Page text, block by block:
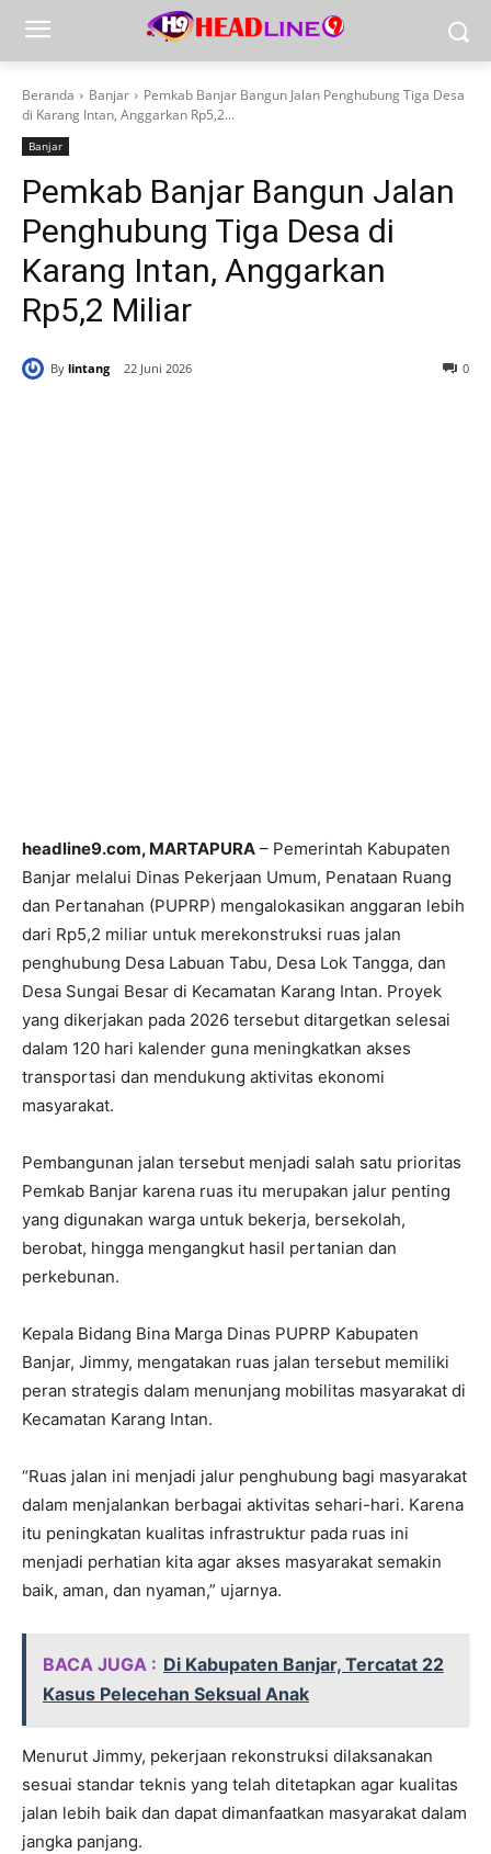
Beranda Banjar
Pemkab Banjar Bangun Jalan Penghubung Tiga Desa
di Karang Intan, Anggarkan Rp5,2...
Banjar
Pemkab Banjar Bangun Jalan
Penghubung Tiga Desa di
Karang Intan, Anggarkan
Rp5,2 Miliar
By lintang 22 Juni 2026 0
headline9.com, MARTAPURA – Pemerintah Kabupaten
Banjar melalui Dinas Pekerjaan Umum, Penataan Ruang
dan Pertanahan (PUPRP) mengalokasikan anggaran lebih
dari Rp5,2 miliar untuk merekonstruksi ruas jalan
penghubung Desa Labuan Tabu, Desa Lok Tangga, dan
Desa Sungai Besar di Kecamatan Karang Intan. Proyek
yang dikerjakan pada 2026 tersebut ditargetkan selesai
dalam 120 hari kalender guna meningkatkan akses
transportasi dan mendukung aktivitas ekonomi
masyarakat.
Pembangunan jalan tersebut menjadi salah satu prioritas
Pemkab Banjar karena ruas itu merupakan jalur penting
yang digunakan warga untuk bekerja, bersekolah,
berobat, hingga mengangkut hasil pertanian dan
perkebunan.
Kepala Bidang Bina Marga Dinas PUPRP Kabupaten
Banjar, Jimmy, mengatakan ruas jalan tersebut memiliki
peran strategis dalam menunjang mobilitas masyarakat di
Kecamatan Karang Intan.
“Ruas jalan ini menjadi jalur penghubung bagi masyarakat
dalam menjalankan berbagai aktivitas sehari-hari. Karena
itu peningkatan kualitas infrastruktur pada ruas ini
menjadi perhatian kita agar akses masyarakat semakin
baik, aman, dan nyaman,” ujarnya.
BACA JUGA : Di Kabupaten Banjar, Tercatat 22
Kasus Pelecehan Seksual Anak
Menurut Jimmy, pekerjaan rekonstruksi dilaksanakan
sesuai standar teknis yang telah ditetapkan agar kualitas
jalan lebih baik dan dapat dimanfaatkan masyarakat dalam
jangka panjang.